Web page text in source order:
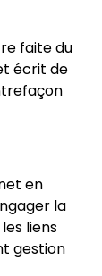
faite du
écrit de
en
la
liens
gestion